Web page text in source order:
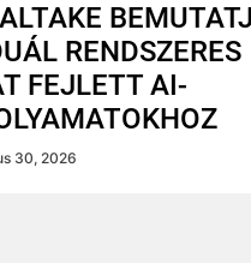
RENDSZERES
FEJLETT AI-
30, 2026